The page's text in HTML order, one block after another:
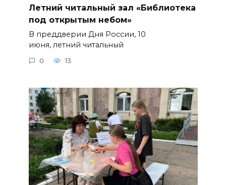
Летний читальный зал «Библиотека
под открытым небом»
В преддверии Дня России, 10
июня, летний читальный
0 13